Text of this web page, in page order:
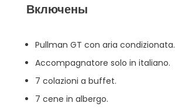
Включены
Pullman GT con aria condizionata.
Accompagnatore solo in italiano.
7 colazioni a buffet.
7 cene in albergo.